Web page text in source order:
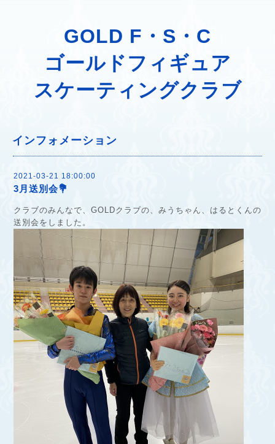
GOLD F・S・C
ゴールドフィギュア
スケーティングクラブ
インフォメーション
2021-03-21 18:00:00
3月送別会💐
クラブのみんなで、GOLDクラブの、みうちゃん、はるとくんの
送別会をしました。